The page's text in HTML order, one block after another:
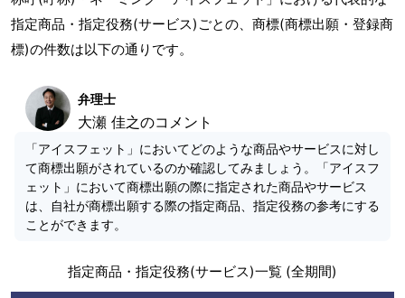
指定商品・指定役務(サービス)ごとの、商標(商標出願・登録商
標)の件数は以下の通りです。
弁理士
大瀬 佳之のコメント
「アイスフェット」においてどのような商品やサービスに対し
て商標出願がされているのか確認してみましょう。「アイスフ
ェット」において商標出願の際に指定された商品やサービス
は、自社が商標出願する際の指定商品、指定役務の参考にする
ことができます。
指定商品・指定役務(サービス)一覧 (全期間)